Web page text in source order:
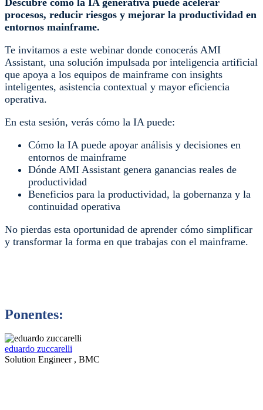
Descubre cómo la IA generativa puede acelerar
procesos, reducir riesgos y mejorar la productividad en
entornos mainframe.
Te invitamos a este webinar donde conocerás AMI
Assistant, una solución impulsada por inteligencia artificial
que apoya a los equipos de mainframe con insights
inteligentes, asistencia contextual y mayor eficiencia
operativa.
En esta sesión, verás cómo la IA puede:
Cómo la IA puede apoyar análisis y decisiones en
entornos de mainframe
Dónde AMI Assistant genera ganancias reales de
productividad
Beneficios para la productividad, la gobernanza y la
continuidad operativa
No pierdas esta oportunidad de aprender cómo simplificar
y transformar la forma en que trabajas con el mainframe.
Ponentes:
eduardo zuccarelli
Solution Engineer , BMC